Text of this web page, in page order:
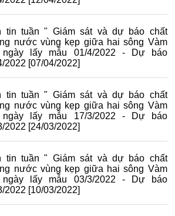
tin tuần " Giám sát và dự báo chất
nước vùng kẹp giữa hai sông Vàm
lấy mẫu 01/4/2022 - Dự báo
2022 [07/04/2022]
tin tuần " Giám sát và dự báo chất
nước vùng kẹp giữa hai sông Vàm
lấy mẫu 17/3/2022 - Dự báo
2022 [24/03/2022]
tin tuần " Giám sát và dự báo chất
nước vùng kẹp giữa hai sông Vàm
lấy mẫu 03/3/2022 - Dự báo
2022 [10/03/2022]